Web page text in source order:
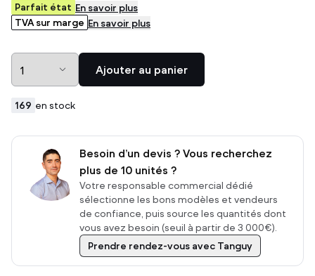
Parfait état En savoir plus
TVA sur marge En savoir plus
Ajouter au panier
169 en stock
Besoin d’un devis ? Vous recherchez
plus de 10 unités ?
Votre responsable commercial dédié
sélectionne les bons modèles et vendeurs
de confiance, puis source les quantités dont
vous avez besoin (seuil à partir de 3 000€).
Prendre rendez-vous avec Tanguy